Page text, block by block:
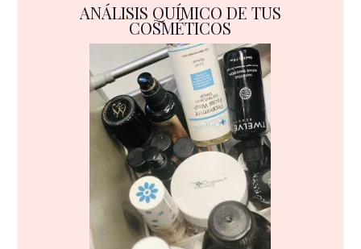
ANÁLISIS QUÍMICO DE TUS
COSMÉTICOS